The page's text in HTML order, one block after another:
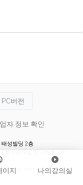
이지 나의강의실
PC버전
자 정보 확인
성빌딩 2층
| 통신판매업 신고번호 : 제